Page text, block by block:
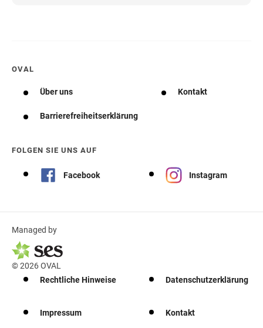
OVAL
Über uns Kontakt
Barrierefreiheitserklärung
FOLGEN SIE UNS AUF
Facebook Instagram
Managed by
© 2026 OVAL
Rechtliche Hinweise
Datenschutzerklärung
Impressum Kontakt